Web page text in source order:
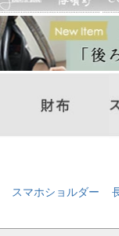
スマホショルダー